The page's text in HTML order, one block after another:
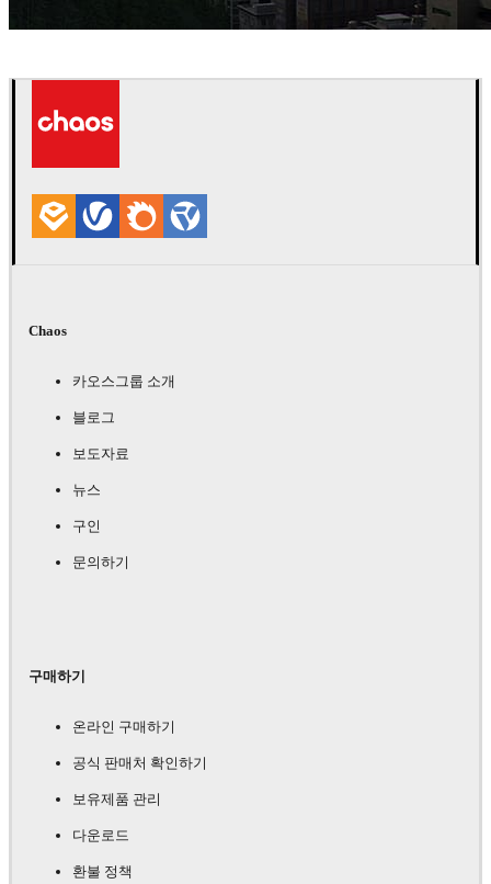
Chaos
카오스그룹 소개
블로그
보도자료
뉴스
구인
문의하기
구매하기
온라인 구매하기
공식 판매처 확인하기
보유제품 관리
다운로드
환불 정책